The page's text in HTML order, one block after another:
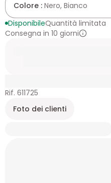
Colore : Nero, Bianco
DisponibileQuantità limitata
Consegna in 10 giorni
Rif. 611725
Foto dei clienti